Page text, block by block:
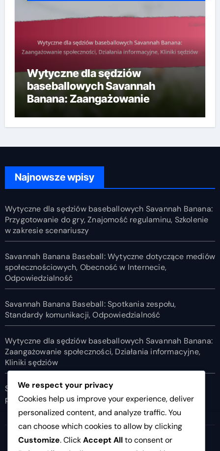
Wytyczne dla sędziów
baseballowych Savannah
Banana: Zaangażowanie
informacyjne, Kliniki sędziów
Najnowsze wpisy
Wytyczne dla sędziów baseballowych Savannah Banana:
Przygotowanie do gry, Znajomość regulaminu, Szkolenie
w zakresie scenariuszy
Savannah Banana Baseball: Wytyczne dotyczące mediów
społecznościowych, Obecność w Internecie,
Odpowiedzialność
Savannah Banana Baseball: Spotkania zespołu,
Standardy komunikacji, Odpowiedzialność
Wytyczne dla sędziów baseballowych Savannah Banana:
Zaangażowanie społeczności, Działania informacyjne,
Kliniki sędziów
Savannah Banana Baseball: Oficjalne punktowanie,
prowadzenie rekordów, statystyki
We respect your privacy
Cookies help us improve your experience, deliver
personalized content, and analyze traffic. You
can choose which cookies to allow by clicking
Customize. ClickAccept Allto consent or